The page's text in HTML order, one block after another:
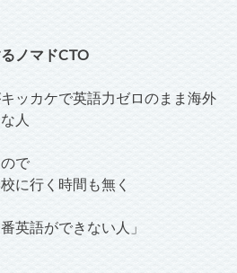
ノマドCTO
ッカケで英語力ゼロのまま海外
人
で
に行く時間も無く
英語ができない人」